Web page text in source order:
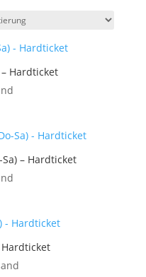
Hardticket
– Hardticket
Hardticket